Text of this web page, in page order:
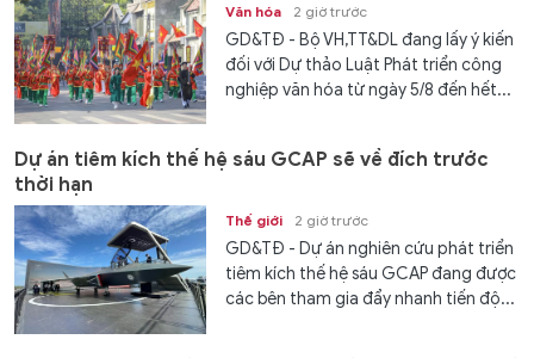
Văn hóa 2 giờ trước
GD&TĐ - Bộ VH,TT&DL đang lấy ý kiến
đối với Dự thảo Luật Phát triển công
nghiệp văn hóa từ ngày 5/8 đến hết...
Dự án tiêm kích thế hệ sáu GCAP sẽ về đích trước
thời hạn
Thế giới 2 giờ trước
GD&TĐ - Dự án nghiên cứu phát triển
tiêm kích thế hệ sáu GCAP đang được
các bên tham gia đẩy nhanh tiến độ...